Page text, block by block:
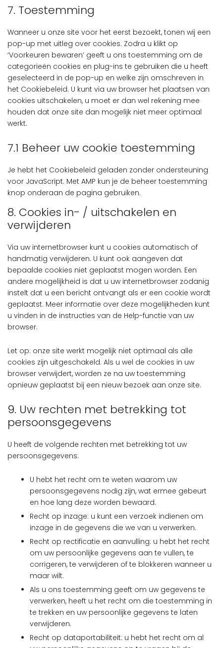
diversen
7. Toestemming
Wanneer u onze site voor het eerst bezoekt, tonen wij een
pop-up met uitleg over cookies. Zodra u klikt op
‘Voorkeuren bewaren’ geeft u ons toestemming om de
categorieën cookies en plug-ins te gebruiken die u heeft
geselecteerd in de pop-up en welke zijn omschreven in
het Cookiebeleid. U kunt via uw browser het plaatsen van
cookies uitschakelen, u moet er dan wel rekening mee
houden dat onze site dan mogelijk niet meer optimaal
werkt.
7.1 Beheer uw cookie toestemming
Je hebt het Cookiebeleid geladen zonder ondersteuning
voor JavaScript. Met AMP kun je de beheer toestemming
knop onderaan de pagina gebruiken.
8. Cookies in- / uitschakelen en
verwijderen
Via uw internetbrowser kunt u cookies automatisch of
handmatig verwijderen. U kunt ook aangeven dat
bepaalde cookies niet geplaatst mogen worden. Een
andere mogelijkheid is dat u uw internetbrowser zodanig
instelt dat u een bericht ontvangt als er een cookie wordt
geplaatst. Meer informatie over deze mogelijkheden kunt
u vinden in de instructies van de Help-functie van uw
browser.
Let op: onze site werkt mogelijk niet optimaal als alle
cookies zijn uitgeschakeld. Als u wel de cookies in uw
browser verwijdert, worden ze na uw toestemming
opnieuw geplaatst bij een nieuw bezoek aan onze site.
9. Uw rechten met betrekking tot
persoonsgegevens
U heeft de volgende rechten met betrekking tot uw
persoonsgegevens:
U hebt het recht om te weten waarom uw
persoonsgegevens nodig zijn, wat ermee gebeurt
en hoe lang deze worden bewaard.
Recht op inzage: u kunt een verzoek indienen om
inzage in de gegevens die we van u verwerken.
Recht op rectificatie en aanvulling: u hebt het recht
om uw persoonlijke gegevens aan te vullen, te
corrigeren, te verwijderen of te blokkeren wanneer u
maar wilt.
Als u ons toestemming geeft om uw gegevens te
verwerken, heeft u het recht om die toestemming in
te trekken en uw persoonlijke gegevens te laten
verwijderen.
Recht op dataportabiliteit: u hebt het recht om al